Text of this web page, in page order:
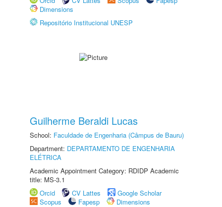
Dimensions
Repositório Institucional UNESP
Guilherme Beraldi Lucas
School: Faculdade de Engenharia (Câmpus de Bauru)
Department: DEPARTAMENTO DE ENGENHARIA
ELÉTRICA
Academic Appointment Category: RDIDP Academic
title: MS-3.1
Orcid
CV Lattes
Google Scholar
Scopus
Fapesp
Dimensions